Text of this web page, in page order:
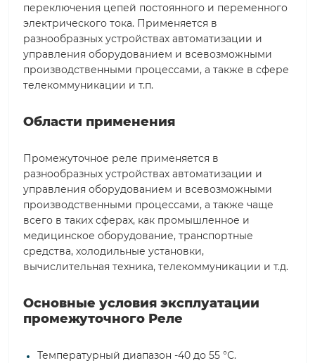
переключения цепей постоянного и переменного
электрического тока. Применяется в
разнообразных устройствах автоматизации и
управления оборудованием и всевозможными
производственными процессами, а также в сфере
телекоммуникации и т.п.
Области применения
Промежуточное реле применяется в
разнообразных устройствах автоматизации и
управления оборудованием и всевозможными
производственными процессами, а также чаще
всего в таких сферах, как промышленное и
медицинское оборудование, транспортные
средства, холодильные установки,
вычислительная техника, телекоммуникации и т.д.
Основные условия эксплуатации
промежуточного Реле
Температурный диапазон -40 до 55 °С.